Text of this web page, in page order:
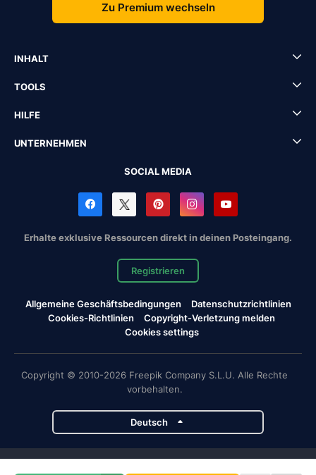
Zu Premium wechseln
INHALT
TOOLS
HILFE
UNTERNEHMEN
SOCIAL MEDIA
Erhalte exklusive Ressourcen direkt in deinen Posteingang.
Registrieren
Allgemeine Geschäftsbedingungen
Datenschutzrichtlinien
Cookies-Richtlinien
Copyright-Verletzung melden
Cookies settings
Copyright © 2010-2026 Freepik Company S.L.U. Alle Rechte
vorbehalten.
Deutsch